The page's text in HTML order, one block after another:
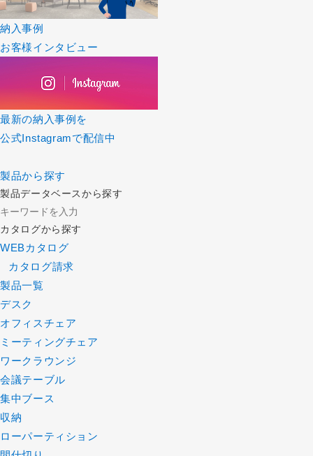
納入事例
お客様インタビュー
最新の納入事例を
公式Instagramで配信中
製品から探す
製品データベースから探す
カタログから探す
WEBカタログ
カタログ請求
製品一覧
デスク
オフィスチェア
ミーティングチェア
ワークラウンジ
会議テーブル
集中ブース
収納
ローパーティション